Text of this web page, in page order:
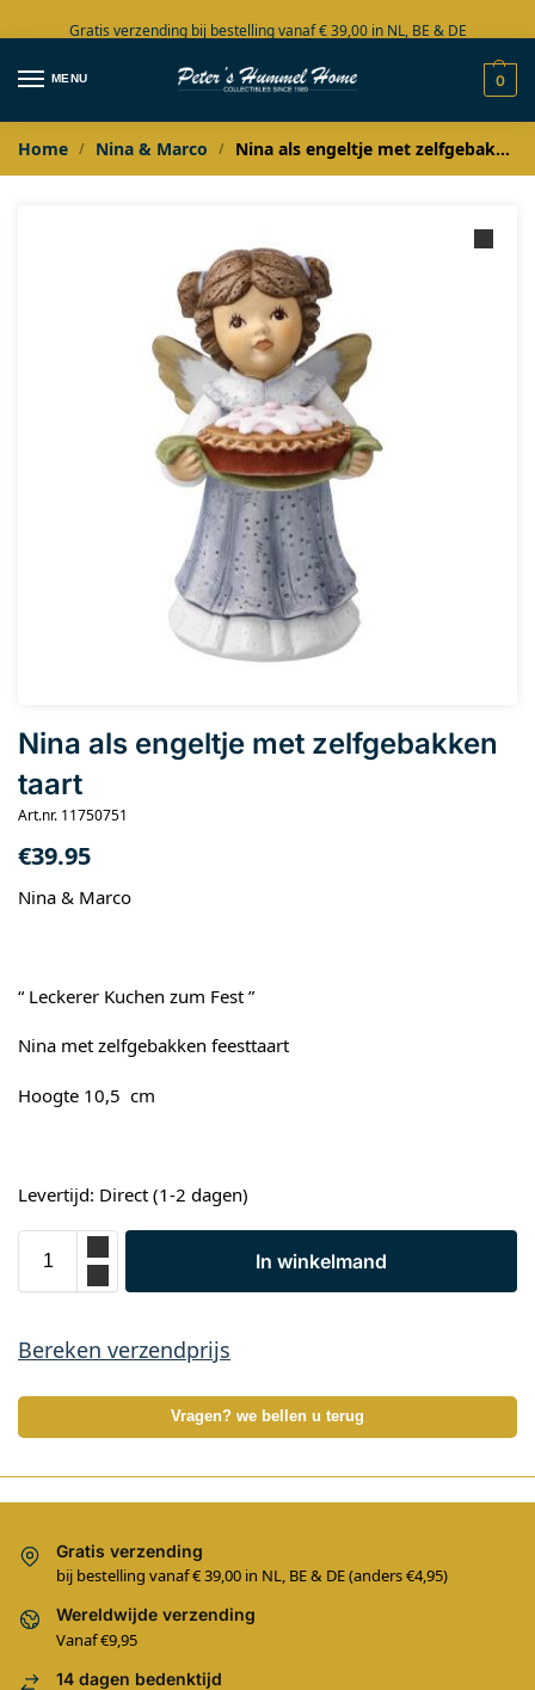
Gratis verzending bij bestelling vanaf € 39,00 in NL, BE & DE
Grote collectie in voorraad
MENU 0
Home / Nina & Marco / Nina als engeltje met zelfgebakken taart
Nina als engeltje met zelfgebakken
taart
Art.nr. 11750751
€39.95
Nina & Marco
“ Leckerer Kuchen zum Fest ”
Nina met zelfgebakken feesttaart
Hoogte 10,5 cm
Levertijd: Direct (1-2 dagen)
In winkelmand
Bereken verzendprijs
Vragen? we bellen u terug
Gratis verzending
bij bestelling vanaf € 39,00 in NL, BE & DE (anders €4,95)
Wereldwijde verzending
Vanaf €9,95
14 dagen bedenktijd